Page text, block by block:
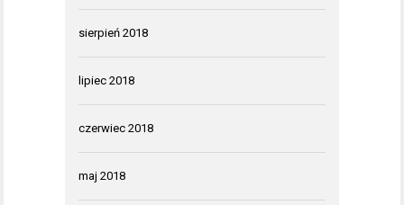
sierpień 2018
lipiec 2018
czerwiec 2018
maj 2018